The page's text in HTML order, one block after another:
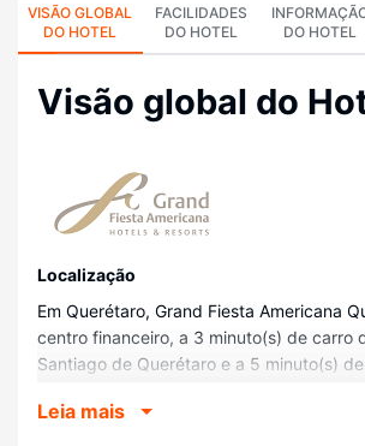
VISÃO GLOBAL
DO HOTEL
FACILIDADES
DO HOTEL
DO HOTEL
Visão global do
Localização
Em Querétaro, Grand Fiesta Americana
centro financeiro, a 3 minuto(s) de carro
Santiago de Querétaro e a 5 minuto(s)
Universidad Autónoma de Querétaro e a
Leia mais